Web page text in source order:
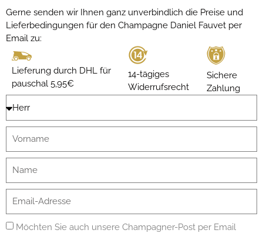
Gerne senden wir Ihnen ganz unverbindlich die Preise und
Lieferbedingungen für den Champagne Daniel Fauvet per
Email zu:
Lieferung durch DHL für
pauschal 5,95€
14-tägiges
Widerrufsrecht
Sichere
Zahlung
Möchten Sie auch unsere Champagner-Post per Email